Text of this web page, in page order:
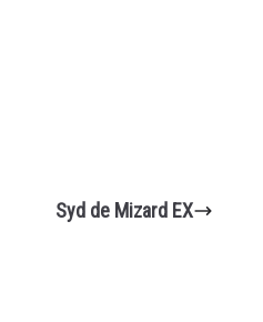
Syd de Mizard EX